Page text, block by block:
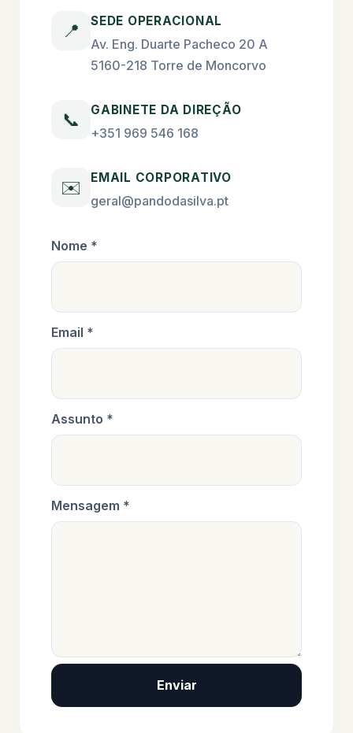
📍 SEDE OPERACIONAL
Av. Eng. Duarte Pacheco 20 A
5160-218 Torre de Moncorvo
📞 GABINETE DA DIREÇÃO
+351 969 546 168
✉️ EMAIL CORPORATIVO
geral@pandodasilva.pt
Nome *
Email *
Assunto *
Mensagem *
Enviar